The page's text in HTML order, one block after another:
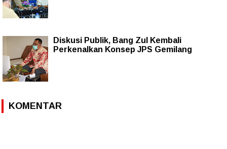
Diskusi Publik, Bang Zul Kembali
Perkenalkan Konsep JPS Gemilang
KOMENTAR